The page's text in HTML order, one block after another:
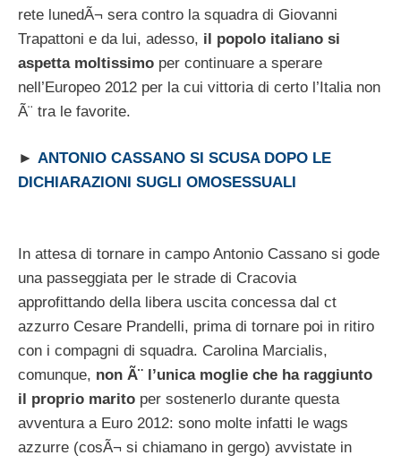
rete lunedÃ¬ sera contro la squadra di Giovanni
Trapattoni e da lui, adesso, il popolo italiano si
aspetta moltissimo per continuare a sperare
nell’Europeo 2012 per la cui vittoria di certo l’Italia non
Ã¨ tra le favorite.
► ANTONIO CASSANO SI SCUSA DOPO LE
DICHIARAZIONI SUGLI OMOSESSUALI
In attesa di tornare in campo Antonio Cassano si gode
una passeggiata per le strade di Cracovia
approfittando della libera uscita concessa dal ct
azzurro Cesare Prandelli, prima di tornare poi in ritiro
con i compagni di squadra. Carolina Marcialis,
comunque, non Ã¨ l’unica moglie che ha raggiunto
il proprio marito per sostenerlo durante questa
avventura a Euro 2012: sono molte infatti le wags
azzurre (cosÃ¬ si chiamano in gergo) avvistate in